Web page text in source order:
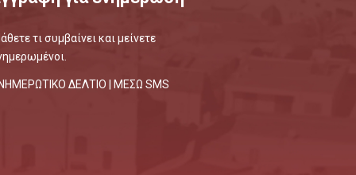
τι συμβαίνει και μείνετε
ΔΕΛΤΙΟ | ΜΕΣΩ SMS